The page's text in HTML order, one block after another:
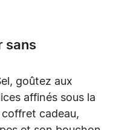
sans
goûtez aux
affinés sous la
cadeau,